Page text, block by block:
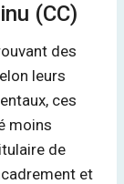
(CC)
des
leurs
ces
moins
de
et